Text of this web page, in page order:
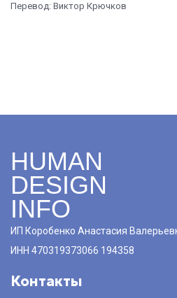
Перевод: Виктор Крючков
HUMAN
DESIGN
INFO
ИП Коробенко Анастасия
ИНН 470319373066 194358
Контакты